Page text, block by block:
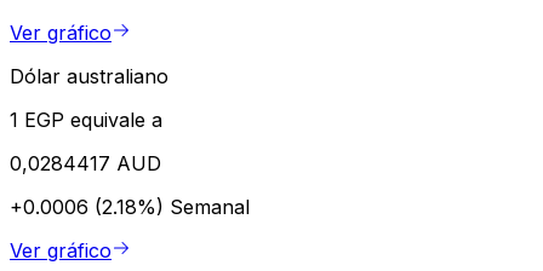
Ver gráfico
Dólar australiano
1 EGP equivale a
0,0284417 AUD
+0.0006 (2.18%) Semanal
Ver gráfico